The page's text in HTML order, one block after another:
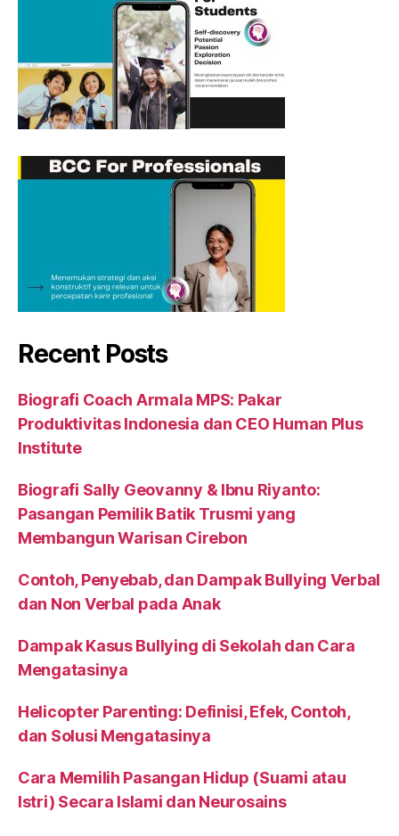
Recent Posts
Biografi Coach Armala MPS: Pakar
Produktivitas Indonesia dan CEO Human Plus
Institute
Biografi Sally Geovanny & Ibnu Riyanto:
Pasangan Pemilik Batik Trusmi yang
Membangun Warisan Cirebon
Contoh, Penyebab, dan Dampak Bullying Verbal
dan Non Verbal pada Anak
Dampak Kasus Bullying di Sekolah dan Cara
Mengatasinya
Helicopter Parenting: Definisi, Efek, Contoh,
dan Solusi Mengatasinya
Cara Memilih Pasangan Hidup (Suami atau
Istri) Secara Islami dan Neurosains